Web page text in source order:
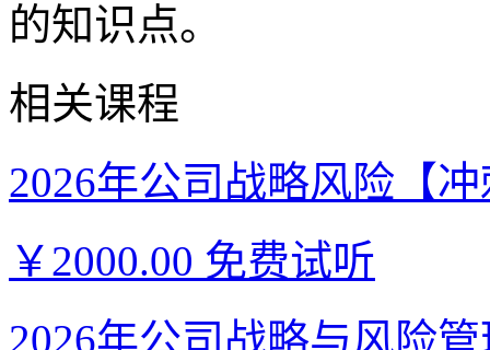
的知识点。
相关课程
2026年公司战略风险【
￥2000.00 免费试听
2026年公司战略与风险